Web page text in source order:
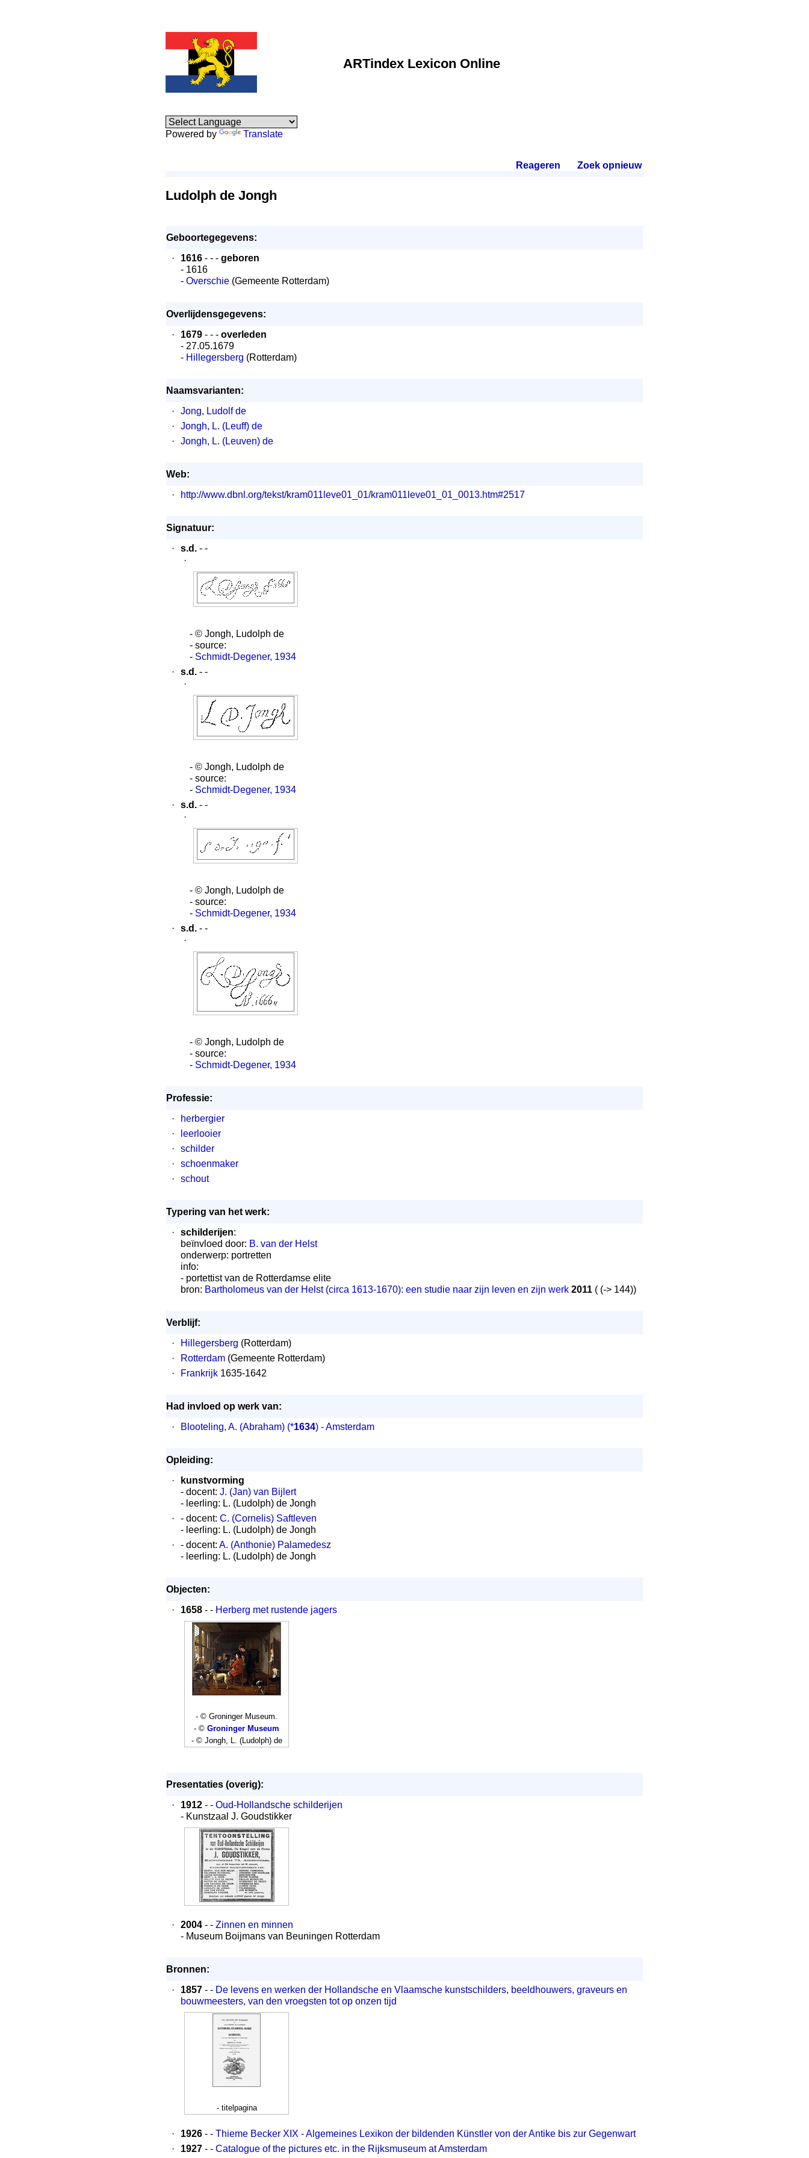
ARTindex Lexicon Online
Powered by Translate
Reageren Zoek opnieuw.
Ludolph de Jongh
Geboortegegevens:
·
1616 - - - geboren
- 1616
- Overschie (Gemeente Rotterdam)
Overlijdensgegevens:
·
1679 - - - overleden
- 27.05.1679
- Hillegersberg (Rotterdam)
Naamsvarianten:
·
Jong, Ludolf de
·
Jongh, L. (Leuff) de
·
Jongh, L. (Leuven) de
Web:
·
http://www.dbnl.org/tekst/kram011leve01_01/kram011leve01_01_0013.htm#2517
Signatuur:
·
s.d. - -
·
- © Jongh, Ludolph de
- source:
- Schmidt-Degener, 1934
·
s.d. - -
·
- © Jongh, Ludolph de
- source:
- Schmidt-Degener, 1934
·
s.d. - -
·
- © Jongh, Ludolph de
- source:
- Schmidt-Degener, 1934
·
s.d. - -
·
- © Jongh, Ludolph de
- source:
- Schmidt-Degener, 1934
Professie:
·
herbergier
·
leerlooier
·
schilder
·
schoenmaker
·
schout
Typering van het werk:
·
schilderijen:
beïnvloed door: B. van der Helst
onderwerp: portretten
info:
- portettist van de Rotterdamse elite
bron: Bartholomeus van der Helst (circa 1613-1670): een studie naar zijn leven en zijn werk 2011 ( (-> 144))
Verblijf:
·
Hillegersberg (Rotterdam)
·
Rotterdam (Gemeente Rotterdam)
·
Frankrijk 1635-1642
Had invloed op werk van:
·
Blooteling, A. (Abraham) (*1634) - Amsterdam
Opleiding:
·
kunstvorming
- docent: J. (Jan) van Bijlert
- leerling: L. (Ludolph) de Jongh
·
- docent: C. (Cornelis) Saftleven
- leerling: L. (Ludolph) de Jongh
·
- docent: A. (Anthonie) Palamedesz
- leerling: L. (Ludolph) de Jongh
Objecten:
·
1658 - - Herberg met rustende jagers
- © Groninger Museum.
- © Groninger Museum
- © Jongh, L. (Ludolph) de
Presentaties (overig):
·
1912 - - Oud-Hollandsche schilderijen
- Kunstzaal J. Goudstikker
· 2004 - - Zinnen en minnen
- Museum Boijmans van Beuningen Rotterdam
Bronnen:
·
1857 - - De levens en werken der Hollandsche en Vlaamsche kunstschilders, beeldhouwers, graveurs en
bouwmeesters, van den vroegsten tot op onzen tijd
- titelpagina
· 1926 - - Thieme Becker XIX - Algemeines Lexikon der bildenden Künstler von der Antike bis zur Gegenwart
·
1927 - - Catalogue of the pictures etc. in the Rijksmuseum at Amsterdam